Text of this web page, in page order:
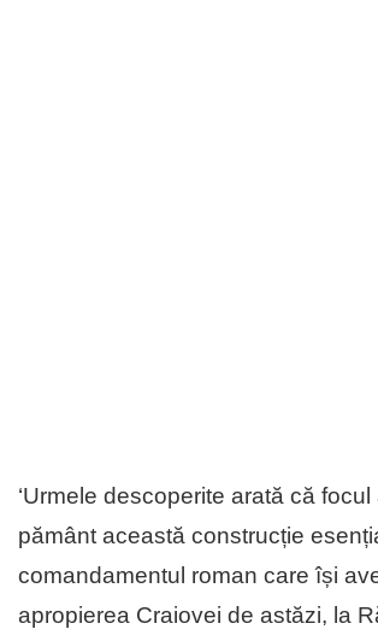
‘Urmele descoperite arată că
pământ această construcție
comandamentul roman care își
apropierea Craiovei de astăzi, la